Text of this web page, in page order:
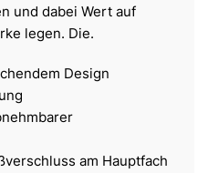
und dabei Wert auf
legen. Die.
Design
am Hauptfach